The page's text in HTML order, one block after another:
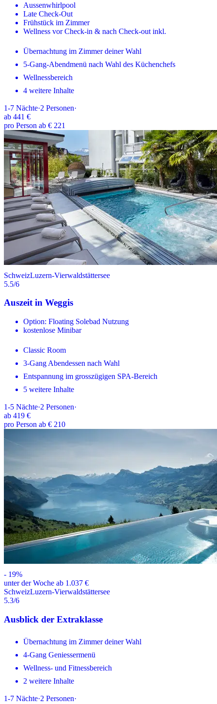
Aussenwhirlpool
Late Check-Out
Frühstück im Zimmer
Wellness vor Check-in & nach Check-out inkl.
Übernachtung im Zimmer deiner Wahl
5-Gang-Abendmenü nach Wahl des Küchenchefs
Wellnessbereich
4 weitere Inhalte
1-7 Nächte·2 Personen·
ab 441 €
pro Person ab € 221
SchweizLuzern-Vierwaldstättersee
5.5/6
Auszeit in Weggis
Option: Floating Solebad Nutzung
kostenlose Minibar
Classic Room
3-Gang Abendessen nach Wahl
Entspannung im grosszügigen SPA-Bereich
5 weitere Inhalte
1-5 Nächte·2 Personen·
ab 419 €
pro Person ab € 210
- 19%
unter der Woche ab 1.037 €
SchweizLuzern-Vierwaldstättersee
5.3/6
Ausblick der Extraklasse
Übernachtung im Zimmer deiner Wahl
4-Gang Geniessermenü
Wellness- und Fitnessbereich
2 weitere Inhalte
1-7 Nächte·2 Personen·